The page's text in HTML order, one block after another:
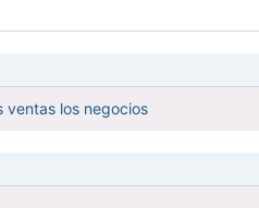
ventas los negocios